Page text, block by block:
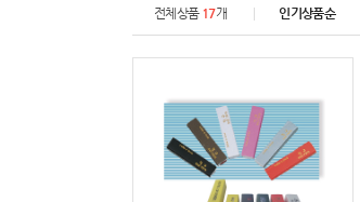
전체상품 17개 인기상품순